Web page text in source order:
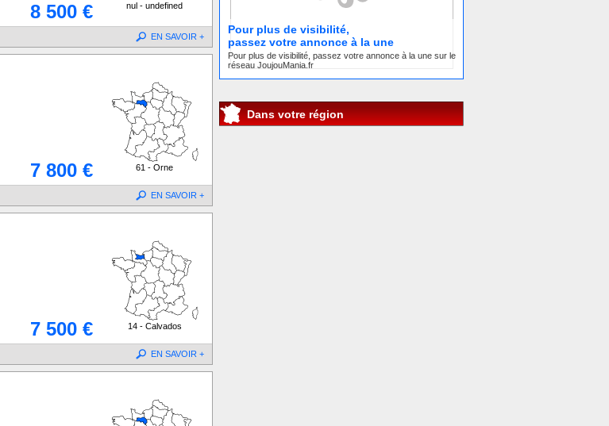
8 500 € nul - undefined
EN SAVOIR +
7 800 € 61 - Orne
EN SAVOIR +
7 500 € 14 - Calvados
EN SAVOIR +
Pour plus de visibilité,
passez votre annonce à la une
Pour plus de visibilité, passez votre annonce à la une sur le
réseau JoujouMania.fr
Dans votre région